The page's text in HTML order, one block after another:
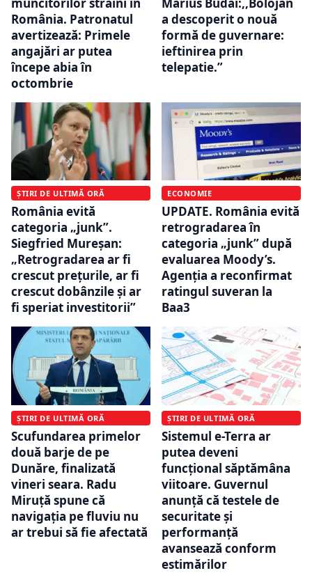
România. Patronatul
avertizează: Primele
angajări ar putea
începe abia în
octombrie
a descoperit o nouă
formă de guvernare:
ieftinirea prin
telepatie.”
ȘTIRI DE ULTIMĂ ORĂ
România evită
categoria „junk”.
Siegfried Mureșan:
„Retrogradarea ar fi
crescut preţurile, ar fi
crescut dobânzile şi ar
fi speriat investitorii”
ECONOMIE
UPDATE. România evită
retrogradarea în
categoria „junk” după
evaluarea Moody’s.
Agenția a reconfirmat
ratingul suveran la
Baa3
ȘTIRI DE ULTIMĂ ORĂ
Scufundarea primelor
două barje de pe
Dunăre, finalizată
vineri seara. Radu
Miruță spune că
navigația pe fluviu nu
ar trebui să fie afectată
ȘTIRI DE ULTIMĂ ORĂ
Sistemul e-Terra ar
putea deveni
funcțional săptămâna
viitoare. Guvernul
anunță că testele de
securitate și
performanță
avansează conform
estimărilor